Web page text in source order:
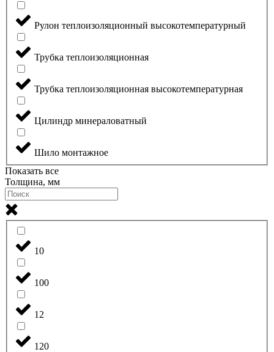
Рулон теплоизоляционный высокотемпературный
Трубка теплоизоляционная
Трубка теплоизоляционная высокотемпературная
Цилиндр минераловатный
Шило монтажное
Показать все
Толщина, мм
10
100
12
120